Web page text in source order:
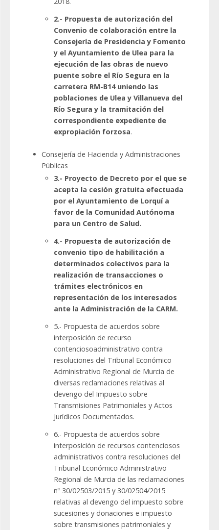
2.- Propuesta de autorización del
Convenio de colaboración entre la
Consejería de Presidencia y Fomento
y el Ayuntamiento de Ulea para la
ejecución de las obras de nuevo
puente sobre el Río Segura en la
carretera RM-B14 uniendo las
poblaciones de Ulea y Villanueva del
Río Segura y la tramitación del
correspondiente expediente de
expropiación forzosa.
Consejería de Hacienda y Administraciones
Públicas
3.- Proyecto de Decreto por el que se
acepta la cesión gratuita efectuada
por el Ayuntamiento de Lorquí a
favor de la Comunidad Autónoma
para un Centro de Salud.
4.- Propuesta de autorización de
convenio tipo de habilitación a
determinados colectivos para la
realización de transacciones o
trámites electrónicos en
representación de los interesados
ante la Administración de la CARM.
5.- Propuesta de acuerdos sobre
interposición de recurso
contenciosoadministrativo contra
resoluciones del Tribunal Económico
Administrativo Regional de Murcia de
diversas reclamaciones relativas al
devengo del Impuesto sobre
Transmisiones Patrimoniales y Actos
Jurídicos Documentados.
6.- Propuesta de acuerdos sobre
interposición de recursos contenciosos
administrativos contra resoluciones del
Tribunal Económico Administrativo
Regional de Murcia de las reclamaciones
nº 30/02503/2015 y 30/02504/2015
relativas al devengo del impuesto sobre
sucesiones y donaciones e impuesto
sobre transmisiones patrimoniales y